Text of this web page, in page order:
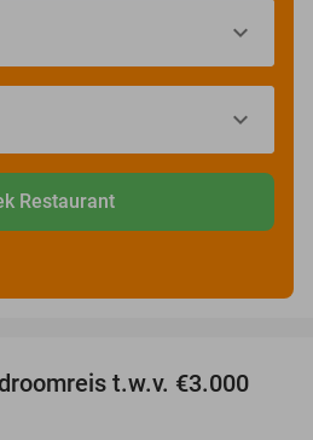
Restaurant
t.w.v. €3.000